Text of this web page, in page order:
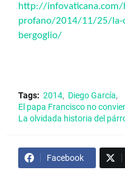
http://infovaticana.com/
profano/2014/11/25/la-
bergoglio/
Tags: 2014
Diego García
El papa Francisco no
La olvidada historia del
Facebook